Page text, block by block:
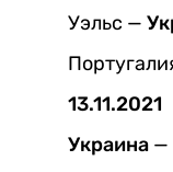
Уэльс —
13.11.2021
Украина —